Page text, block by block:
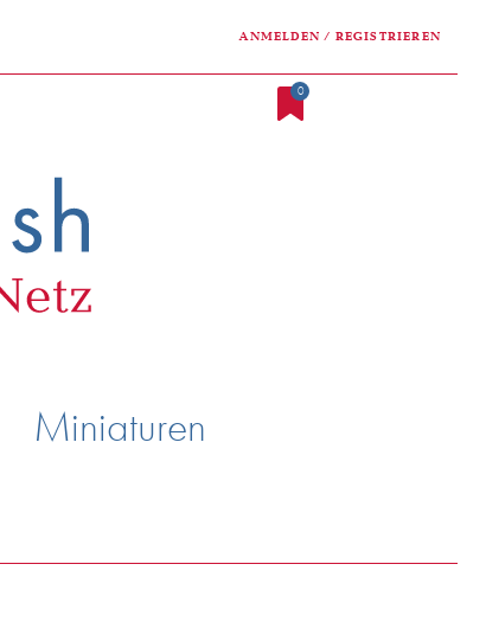
ANMELDEN / REGISTRIEREN
0
Miniaturen